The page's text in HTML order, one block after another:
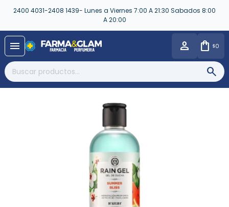
2400 4031-2408 1439- Lunes a Viernes 7:00 A 21:30 Sabados 8:00
A 20:00
menu $0